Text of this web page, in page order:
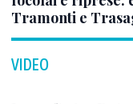
Tramonti e
VIDEO